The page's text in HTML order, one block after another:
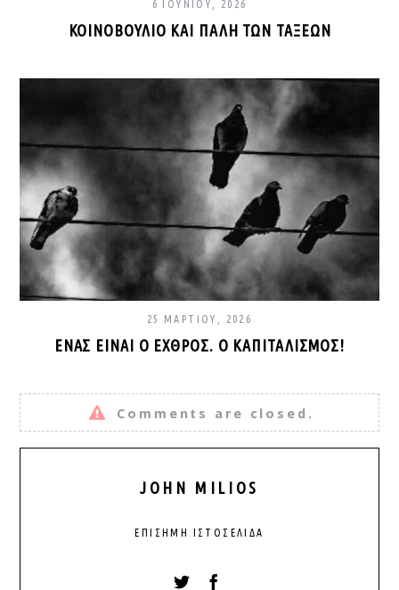
6 ΙΟΥΝΊΟΥ, 2026
ΚΟΙΝΟΒΟΎΛΙΟ ΚΑΙ ΠΆΛΗ ΤΩΝ ΤΆΞΕΩΝ
25 ΜΑΡΤΊΟΥ, 2026
ΈΝΑΣ ΕΊΝΑΙ Ο ΕΧΘΡΌΣ. Ο ΚΑΠΙΤΑΛΙΣΜΌΣ!
Comments are closed.
JOHN MILIOS
ΕΠΊΣΗΜΗ ΙΣΤΟΣΕΛΊΔΑ